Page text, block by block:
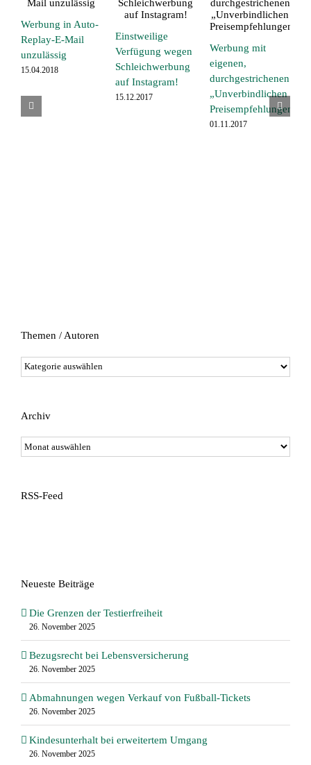
Werbung in Auto-
Replay-E-Mail
unzulässig
15.04.2018
Einstweilige
Verfügung wegen
Schleichwerbung
auf Instagram!
15.12.2017
Werbung mit
eigenen,
durchgestrichenen
„Unverbindlichen
Preisempfehlungen“
01.11.2017
Themen / Autoren
Themen
/
Archiv
Archiv
RSS-Feed
Neueste Beiträge
Die Grenzen der Testierfreiheit
26. November 2025
Bezugsrecht bei Lebensversicherung
26. November 2025
Abmahnungen wegen Verkauf von Fußball-Tickets
26. November 2025
Kindesunterhalt bei erweitertem Umgang
26. November 2025